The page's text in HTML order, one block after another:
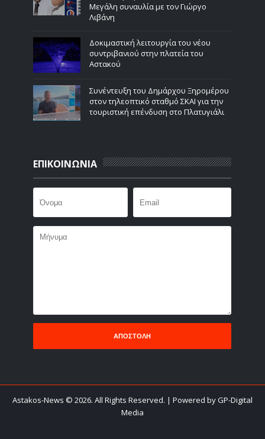
Μεγάλη συναυλία με τον Γιώργο
Λιβάνη
Δοκιμαστική λειτουργία του νέου
συντριβανιού στην πλατεία του
Αστακού
Συνέντευξη του Δημάρχου Ξηρομέρου
στον τηλεοπτικό σταθμό ΣΚΑΙ για την
τουριστική επένδυση στο Πλατυγιάλι
ΕΠΙΚΟΙΝΩΝΙΑ
Astakos-News © 2026. All Rights Reserved. | Powered by GP-Digital
Media